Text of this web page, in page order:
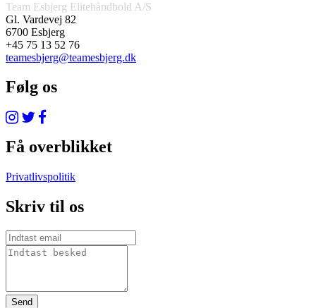
Team Esbjerg Elitehåndbold A/S
Gl. Vardevej 82
6700 Esbjerg
+45 75 13 52 76
teamesbjerg@teamesbjerg.dk
Følg os
Få overblikket
Privatlivspolitik
Skriv til os